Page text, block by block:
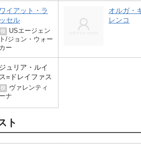
ワイアット・ラ
ッセル
役
USエージェン
ト/ジョン・ウォー
カー
オルガ・
レンコ
ジュリア・ルイ
ス=ドレイファス
役
ヴァレンティ
ーナ
ト